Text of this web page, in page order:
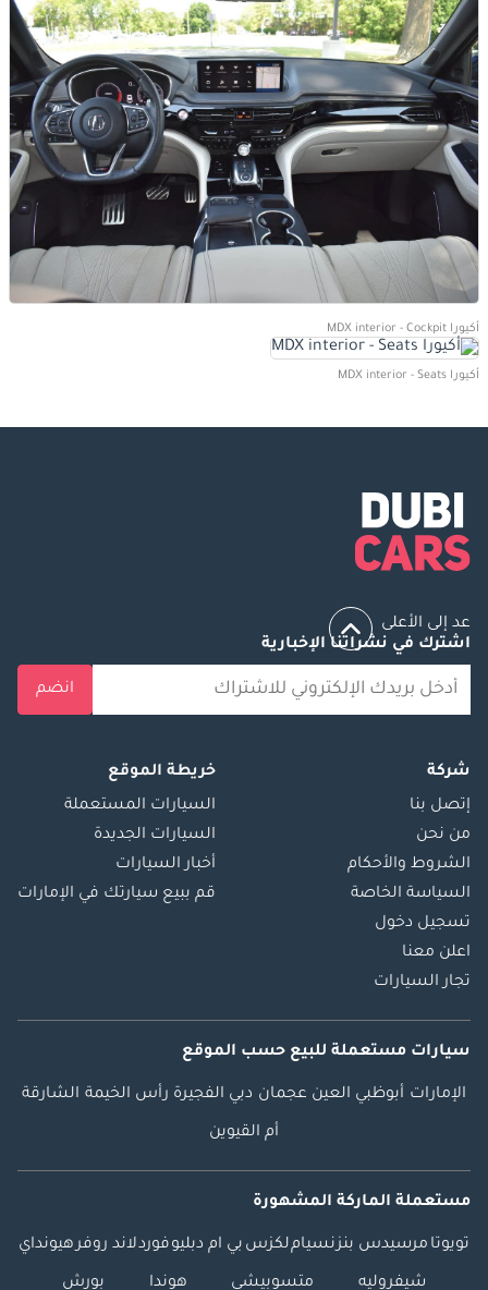
أكيورا MDX interior - Cockpit
أكيورا MDX interior - Seats
عد إلى الأعلى
اشترك في نشراتنا الإخبارية
انضم
شركة
إتصل بنا
من نحن
الشروط والأحكام
السياسة الخاصة
تسجيل دخول
اعلن معنا
تجار السيارات
خريطة الموقع
السيارات المستعملة
السيارات الجديدة
أخبار السيارات
قم ببيع سيارتك في الإمارات
سيارات مستعملة للبيع حسب الموقع
الإمارات أبوظبي العين عجمان دبي الفجيرة رأس الخيمة الشارقة
أم القيوين
مستعملة الماركة المشهورة
تويوتا مرسيدس بنزنسياملكزس بي ام دبليوفوردلاند روفرهيونداي
شيفروليه متسوبيشي هوندا بورش